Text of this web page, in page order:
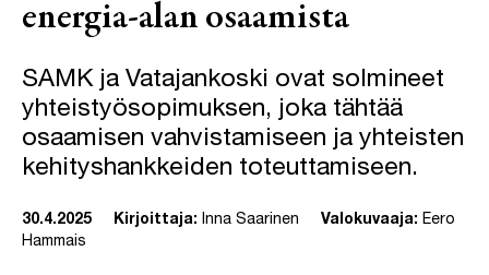
energia-alan osaamista
SAMK ja Vatajankoski ovat solmineet
yhteistyösopimuksen, joka tähtää
osaamisen vahvistamiseen ja yhteisten
kehityshankkeiden toteuttamiseen.
30.4.2025 Kirjoittaja: Inna Saarinen Valokuvaaja: Eero
Hammais